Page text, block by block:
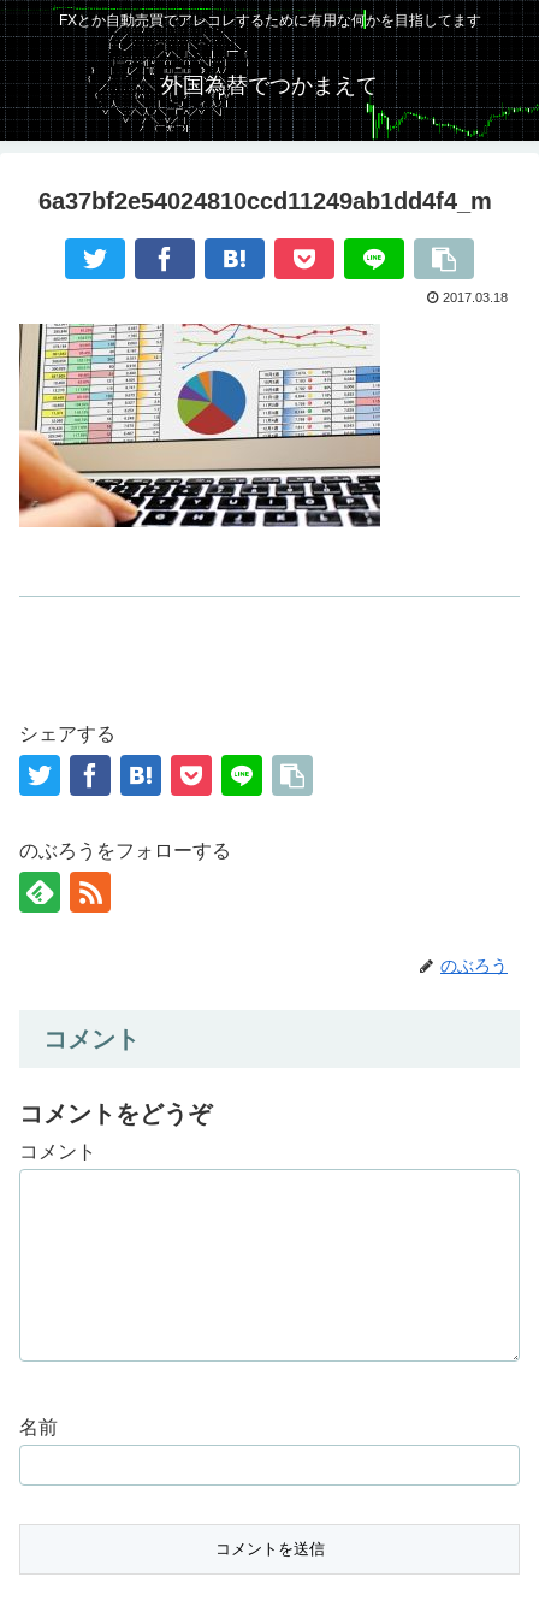
FXとか自動売買でアレコレするために有用な何かを目指してます
外国為替でつかまえて
6a37bf2e54024810ccd11249ab1dd4f4_m
2017.03.18
シェアする
のぶろうをフォローする
のぶろう
コメント
コメントをどうぞ
コメント
名前